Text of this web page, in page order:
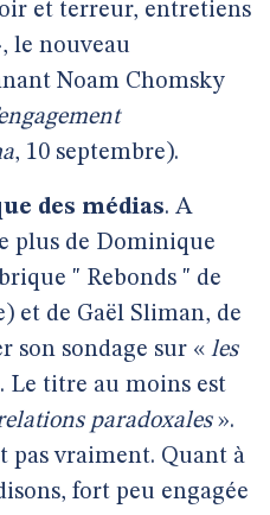
et terreur, entretiens
le nouveau
Noam Chomsky
, 10 septembre).
des médias. A
plus de Dominique
" Rebonds " de
et de Gaël Sliman, de
son sondage sur « les
Le titre au moins est
paradoxales».
pas vraiment. Quant à
fort peu engagée